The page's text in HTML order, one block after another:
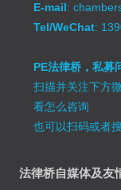
E-mail:
Tel/WeChat:
PE法律桥，私募
扫描并关注下方
看怎么咨询
也可以扫码或者
法律桥自媒体及友